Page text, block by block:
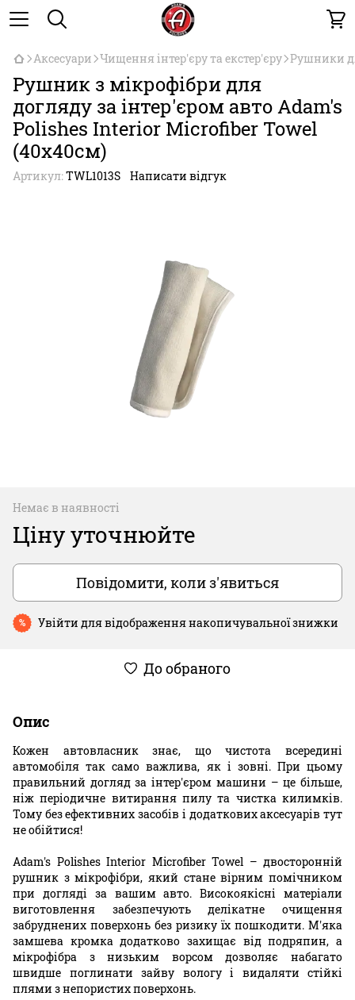
Аксесуари Чищення інтер'єру та екстер'єру Рушники
Рушник з мікрофібри для
догляду за інтер'єром авто Adam's
Polishes Interior Microfiber Towel
(40х40см)
Артикул:TWL1013­S Написати відгук
Немає в наявності
Ціну уточнюйте
Повідомити, коли з'явиться
% Увійти для відображення накопичувальної знижки
До обраного
Опис
Кожен автовласник знає, що чистота всередині
автомобіля так само важлива, як і зовні. При цьому
правильний догляд за інтер'єром машини – це більше,
ніж періодичне витирання пилу та чистка килимків.
Тому без ефективних засобів і додаткових аксесуарів тут
не обійтися!
Adam's Polishes Interior Microfiber Towel – двосторонній
рушник з мікрофібри, який стане вірним помічником
при догляді за вашим авто. Високоякісні матеріали
виготовлення забезпечують делікатне очищення
забруднених поверхонь без ризику їх пошкодити. М'яка
замшева кромка додатково захищає від подряпин, а
мікрофібра з низьким ворсом дозволяє набагато
швидше поглинати зайву вологу і видаляти стійкі
плями з непористих поверхонь.